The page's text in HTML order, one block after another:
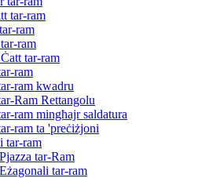
tar-ram
ram
ram
tar-ram
ram
ram kwadru
Ram Rettangolu
ram mingħajr saldatura
ram ta 'preċiżjoni
tar-ram
tar-Ram
tar-ram